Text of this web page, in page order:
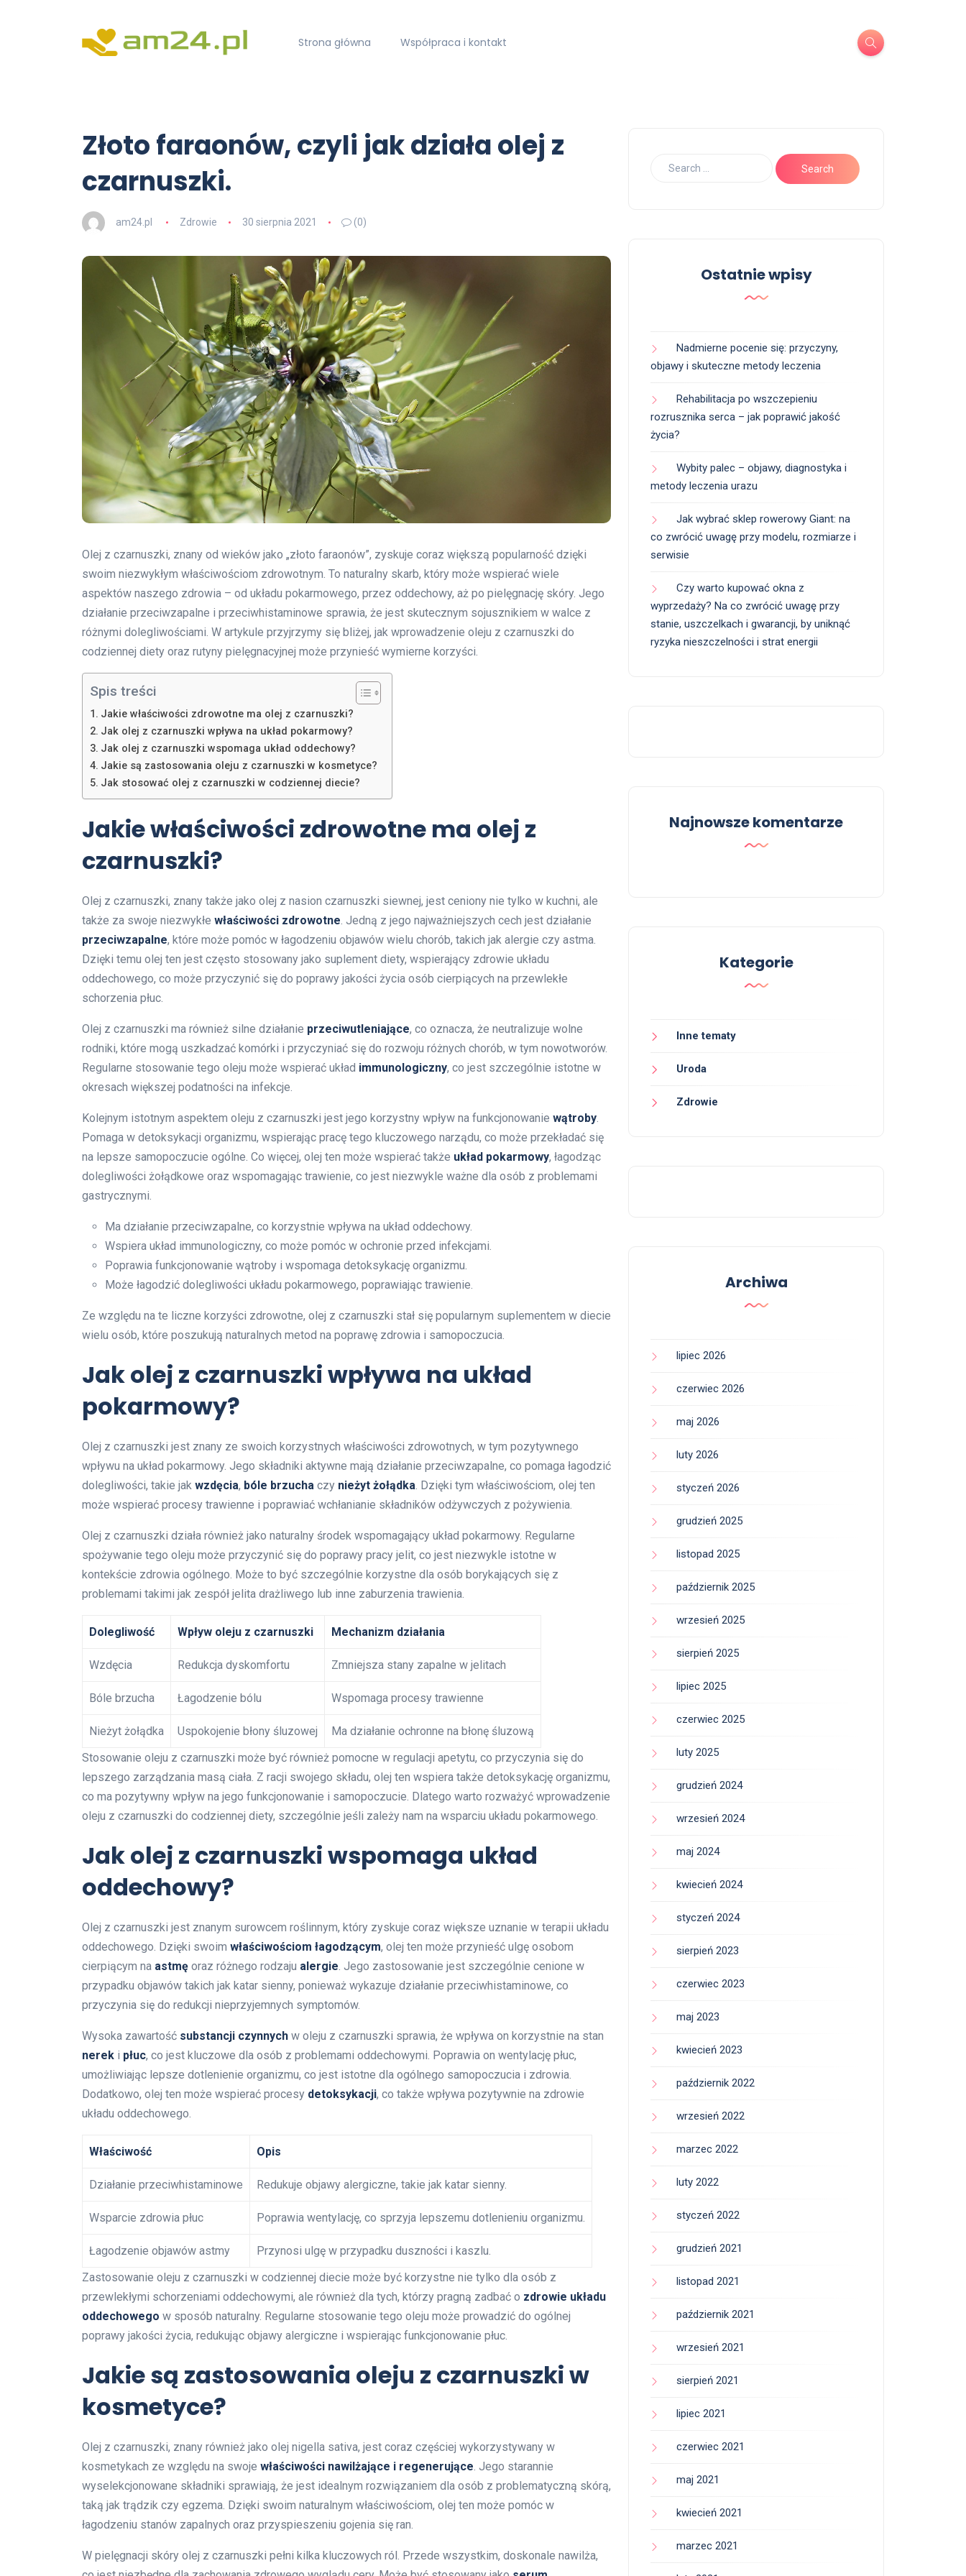
Strona główna Współpraca i kontakt
Złoto faraonów, czyli jak działa olej z
czarnuszki.
am24.pl Zdrowie 30 sierpnia 2021 (0)
Olej z czarnuszki, znany od wieków jako „złoto faraonów”, zyskuje coraz większą popularność dzięki
swoim niezwykłym właściwościom zdrowotnym. To naturalny skarb, który może wspierać wiele
aspektów naszego zdrowia – od układu pokarmowego, przez oddechowy, aż po pielęgnację skóry. Jego
działanie przeciwzapalne i przeciwhistaminowe sprawia, że jest skutecznym sojusznikiem w walce z
różnymi dolegliwościami. W artykule przyjrzymy się bliżej, jak wprowadzenie oleju z czarnuszki do
codziennej diety oraz rutyny pielęgnacyjnej może przynieść wymierne korzyści.
Spis treści
Jakie właściwości zdrowotne ma olej z czarnuszki?
Jak olej z czarnuszki wpływa na układ pokarmowy?
Jak olej z czarnuszki wspomaga układ oddechowy?
Jakie są zastosowania oleju z czarnuszki w kosmetyce?
Jak stosować olej z czarnuszki w codziennej diecie?
Jakie właściwości zdrowotne ma olej z
czarnuszki?
Olej z czarnuszki, znany także jako olej z nasion czarnuszki siewnej, jest ceniony nie tylko w kuchni, ale
także za swoje niezwykłe właściwości zdrowotne. Jedną z jego najważniejszych cech jest działanie
przeciwzapalne, które może pomóc w łagodzeniu objawów wielu chorób, takich jak alergie czy astma.
Dzięki temu olej ten jest często stosowany jako suplement diety, wspierający zdrowie układu
oddechowego, co może przyczynić się do poprawy jakości życia osób cierpiących na przewlekłe
schorzenia płuc.
Olej z czarnuszki ma również silne działanie przeciwutleniające, co oznacza, że neutralizuje wolne
rodniki, które mogą uszkadzać komórki i przyczyniać się do rozwoju różnych chorób, w tym nowotworów.
Regularne stosowanie tego oleju może wspierać układ immunologiczny, co jest szczególnie istotne w
okresach większej podatności na infekcje.
Kolejnym istotnym aspektem oleju z czarnuszki jest jego korzystny wpływ na funkcjonowanie wątroby.
Pomaga w detoksykacji organizmu, wspierając pracę tego kluczowego narządu, co może przekładać się
na lepsze samopoczucie ogólne. Co więcej, olej ten może wspierać także układ pokarmowy, łagodząc
dolegliwości żołądkowe oraz wspomagając trawienie, co jest niezwykle ważne dla osób z problemami
gastrycznymi.
Ma działanie przeciwzapalne, co korzystnie wpływa na układ oddechowy.
Wspiera układ immunologiczny, co może pomóc w ochronie przed infekcjami.
Poprawia funkcjonowanie wątroby i wspomaga detoksykację organizmu.
Może łagodzić dolegliwości układu pokarmowego, poprawiając trawienie.
Ze względu na te liczne korzyści zdrowotne, olej z czarnuszki stał się popularnym suplementem w diecie
wielu osób, które poszukują naturalnych metod na poprawę zdrowia i samopoczucia.
Jak olej z czarnuszki wpływa na układ
pokarmowy?
Olej z czarnuszki jest znany ze swoich korzystnych właściwości zdrowotnych, w tym pozytywnego
wpływu na układ pokarmowy. Jego składniki aktywne mają działanie przeciwzapalne, co pomaga łagodzić
dolegliwości, takie jak wzdęcia, bóle brzucha czy nieżyt żołądka. Dzięki tym właściwościom, olej ten
może wspierać procesy trawienne i poprawiać wchłanianie składników odżywczych z pożywienia.
Olej z czarnuszki działa również jako naturalny środek wspomagający układ pokarmowy. Regularne
spożywanie tego oleju może przyczynić się do poprawy pracy jelit, co jest niezwykle istotne w
kontekście zdrowia ogólnego. Może to być szczególnie korzystne dla osób borykających się z
problemami takimi jak zespół jelita drażliwego lub inne zaburzenia trawienia.
Dolegliwość Wpływ oleju z czarnuszki Mechanizm działania
Wzdęcia Redukcja dyskomfortu Zmniejsza stany zapalne w jelitach
Bóle brzucha Łagodzenie bólu Wspomaga procesy trawienne
Nieżyt żołądka Uspokojenie błony śluzowej
Ma działanie ochronne na błonę śluzową
Stosowanie oleju z czarnuszki może być również pomocne w regulacji apetytu, co przyczynia się do
lepszego zarządzania masą ciała. Z racji swojego składu, olej ten wspiera także detoksykację organizmu,
co ma pozytywny wpływ na jego funkcjonowanie i samopoczucie. Dlatego warto rozważyć wprowadzenie
oleju z czarnuszki do codziennej diety, szczególnie jeśli zależy nam na wsparciu układu pokarmowego.
Jak olej z czarnuszki wspomaga układ
oddechowy?
Olej z czarnuszki jest znanym surowcem roślinnym, który zyskuje coraz większe uznanie w terapii układu
oddechowego. Dzięki swoim właściwościom łagodzącym, olej ten może przynieść ulgę osobom
cierpiącym na astmę oraz różnego rodzaju alergie. Jego zastosowanie jest szczególnie cenione w
przypadku objawów takich jak katar sienny, ponieważ wykazuje działanie przeciwhistaminowe, co
przyczynia się do redukcji nieprzyjemnych symptomów.
Wysoka zawartość substancji czynnych w oleju z czarnuszki sprawia, że wpływa on korzystnie na stan
nerek i płuc, co jest kluczowe dla osób z problemami oddechowymi. Poprawia on wentylację płuc,
umożliwiając lepsze dotlenienie organizmu, co jest istotne dla ogólnego samopoczucia i zdrowia.
Dodatkowo, olej ten może wspierać procesy detoksykacji, co także wpływa pozytywnie na zdrowie
układu oddechowego.
Właściwość Opis
Działanie przeciwhistaminowe Redukuje objawy alergiczne, takie jak katar sienny.
Wsparcie zdrowia płuc Poprawia wentylację, co sprzyja lepszemu dotlenieniu organizmu.
Łagodzenie objawów astmy
Przynosi ulgę w przypadku duszności i kaszlu.
Zastosowanie oleju z czarnuszki w codziennej diecie może być korzystne nie tylko dla osób z
przewlekłymi schorzeniami oddechowymi, ale również dla tych, którzy pragną zadbać o zdrowie układu
oddechowego w sposób naturalny. Regularne stosowanie tego oleju może prowadzić do ogólnej
poprawy jakości życia, redukując objawy alergiczne i wspierając funkcjonowanie płuc.
Jakie są zastosowania oleju z czarnuszki w
kosmetyce?
Olej z czarnuszki, znany również jako olej nigella sativa, jest coraz częściej wykorzystywany w
kosmetykach ze względu na swoje właściwości nawilżające i regenerujące. Jego starannie
wyselekcjonowane składniki sprawiają, że jest idealnym rozwiązaniem dla osób z problematyczną skórą,
taką jak trądzik czy egzema. Dzięki swoim naturalnym właściwościom, olej ten może pomóc w
łagodzeniu stanów zapalnych oraz przyspieszeniu gojenia się ran.
W pielęgnacji skóry olej z czarnuszki pełni kilka kluczowych ról. Przede wszystkim, doskonale nawilża,
Ostatnie wpisy
Nadmierne pocenie się: przyczyny,
objawy i skuteczne metody leczenia
Rehabilitacja po wszczepieniu
rozrusznika serca – jak poprawić jakość
życia?
Wybity palec – objawy, diagnostyka i
metody leczenia urazu
Jak wybrać sklep rowerowy Giant: na
co zwrócić uwagę przy modelu, rozmiarze i
serwisie
Czy warto kupować okna z
wyprzedaży? Na co zwrócić uwagę przy
stanie, uszczelkach i gwarancji, by uniknąć
ryzyka nieszczelności i strat energii
Najnowsze komentarze
Kategorie
Inne tematy
Uroda
Zdrowie
Archiwa
lipiec 2026
czerwiec 2026
maj 2026
luty 2026
styczeń 2026
grudzień 2025
listopad 2025
październik 2025
wrzesień 2025
sierpień 2025
lipiec 2025
czerwiec 2025
luty 2025
grudzień 2024
wrzesień 2024
maj 2024
kwiecień 2024
styczeń 2024
sierpień 2023
czerwiec 2023
maj 2023
kwiecień 2023
październik 2022
wrzesień 2022
marzec 2022
luty 2022
styczeń 2022
grudzień 2021
listopad 2021
październik 2021
wrzesień 2021
sierpień 2021
lipiec 2021
czerwiec 2021
maj 2021
kwiecień 2021
marzec 2021